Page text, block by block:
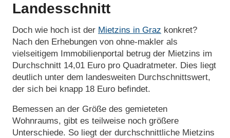
Landesschnitt
Doch wie hoch ist der Mietzins in Graz konkret?
Nach den Erhebungen von ohne-makler als
vielseitigem Immobilienportal betrug der Mietzins im
Durchschnitt 14,01 Euro pro Quadratmeter. Dies liegt
deutlich unter dem landesweiten Durchschnittswert,
der sich bei knapp 18 Euro befindet.
Bemessen an der Größe des gemieteten
Wohnraums, gibt es teilweise noch größere
Unterschiede. So liegt der durchschnittliche Mietzins